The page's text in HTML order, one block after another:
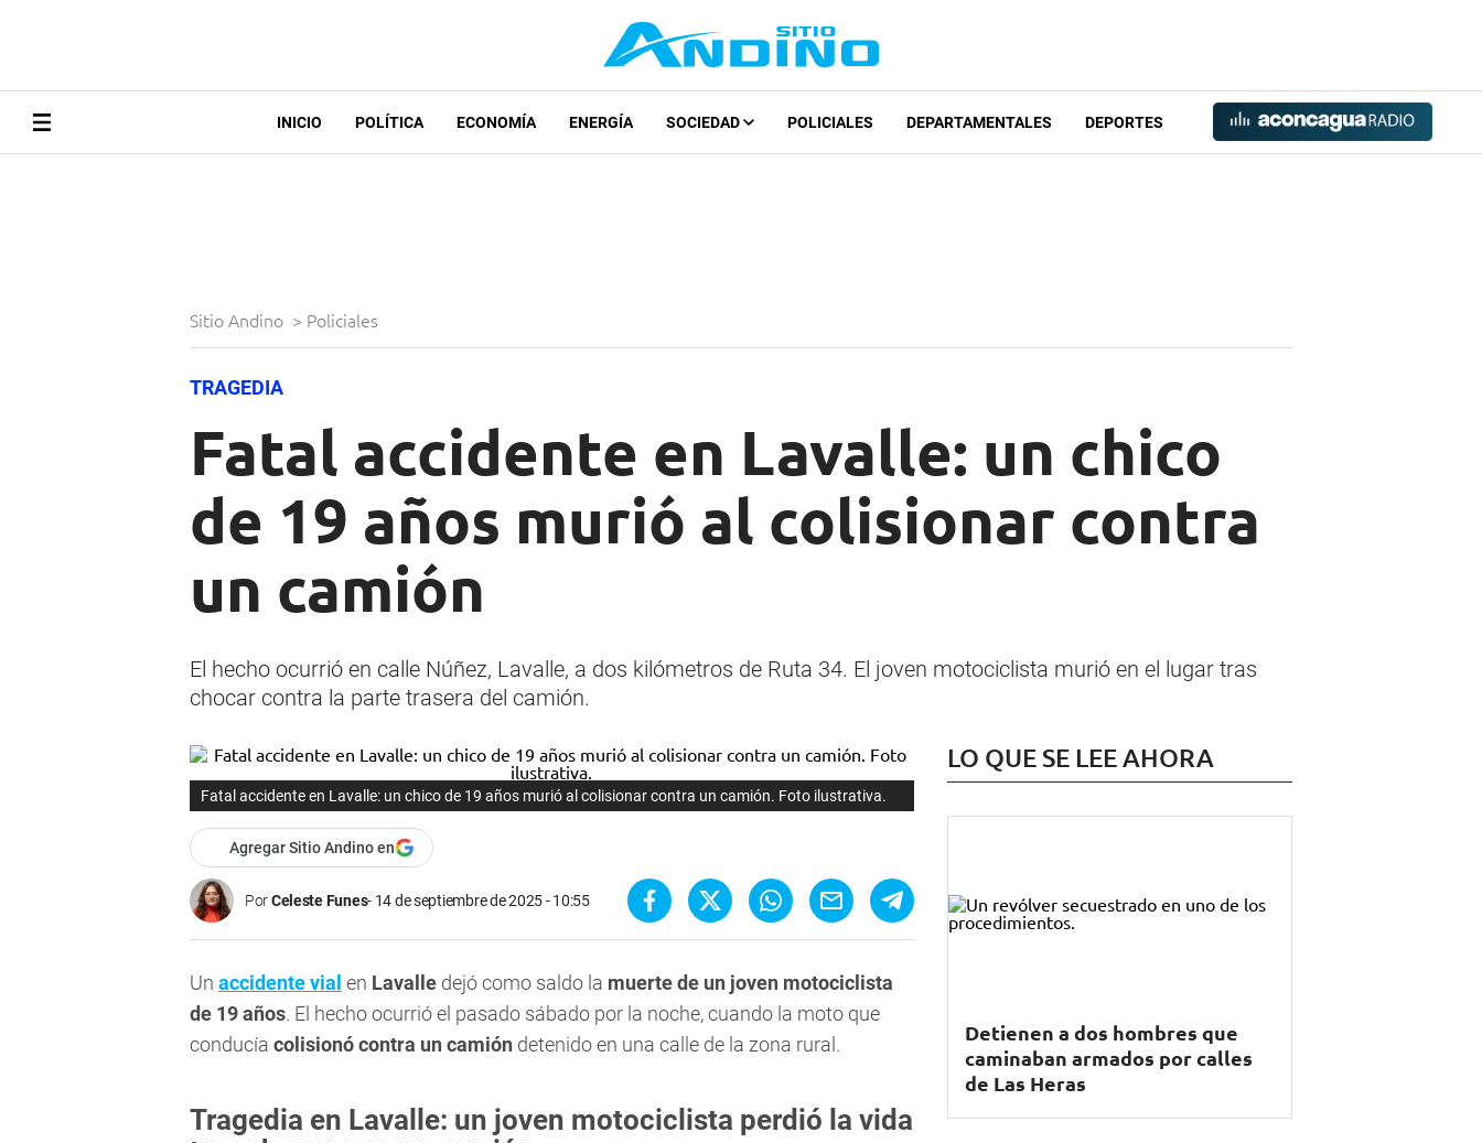
INICIO POLÍTICA ECONOMÍA ENERGÍA SOCIEDAD POLICIALES DEPARTAMENTALES DEPORTES
Sitio Andino > Policiales
TRAGEDIA
Fatal accidente en Lavalle: un chico
de 19 años murió al colisionar contra
un camión
El hecho ocurrió en calle Núñez, Lavalle, a dos kilómetros de Ruta 34. El joven motociclista murió en el lugar tras
chocar contra la parte trasera del camión.
Fatal accidente en Lavalle: un chico de 19 años murió al colisionar contra un camión. Foto ilustrativa.
Agregar Sitio Andino en
PorCeleste Funes 14 de septiembre de 2025 - 10:55
Un accidente vial en Lavalle dejó como saldo la muerte de un joven motociclista
de 19 años. El hecho ocurrió el pasado sábado por la noche, cuando la moto que
conducía colisionó contra un camión detenido en una calle de la zona rural.
Tragedia en Lavalle: un joven motociclista perdió la vida
LO QUE SE LEE AHORA
Detienen a dos hombres que
caminaban armados por calles
de Las Heras